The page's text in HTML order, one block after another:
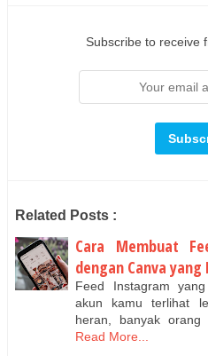
Subscribe to receive
Related Posts :
Cara Membuat
dengan Canva yang
Feed Instagram
akun kamu terlihat
heran, banyak orang
Read More...